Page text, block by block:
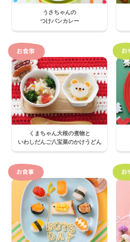
うさちゃんの
つけパンカレー
くまちゃん大根の煮物と
いわしだんご八宝菜のかけうどん